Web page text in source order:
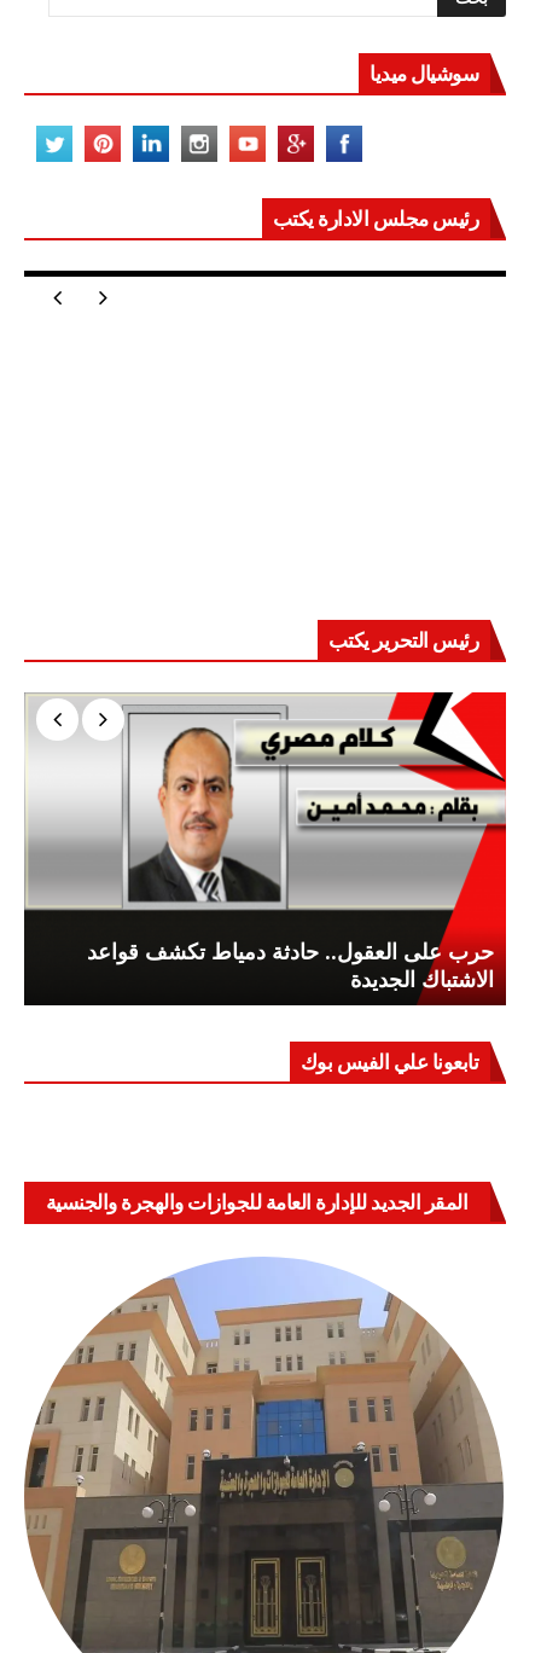
سوشيال ميديا
رئيس مجلس الادارة يكتب
مصر تعيد للعالم اتزانه
رئيس التحرير يكتب
حرب على العقول.. حادثة دمياط تكشف قواعد
الاشتباك الجديدة
تابعونا علي الفيس بوك
المقر الجديد للإدارة العامة للجوازات والهجرة والجنسية